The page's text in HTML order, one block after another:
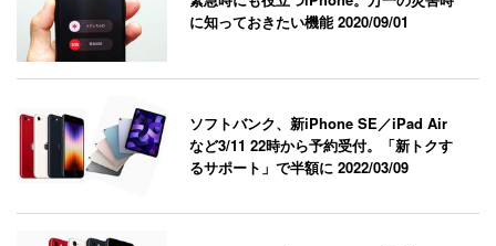
に知っておきたい機能2020/09/01
ソフトバンク、新iPhone SE／iPad Air
など3/11 22時から予約受付。「新トクす
るサポート」で半額に2022/03/09